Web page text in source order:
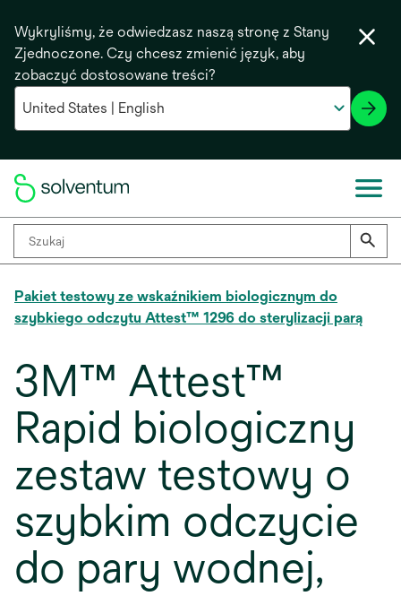
Wykryliśmy, że odwiedzasz naszą stronę z Stany
Zjednoczone. Czy chcesz zmienić język, aby
zobaczyć dostosowane treści?
Pakiet testowy ze wskaźnikiem biologicznym do
szybkiego odczytu Attest™ 1296 do sterylizacji parą
3M™ Attest™
Rapid biologiczny
zestaw testowy o
szybkim odczycie
do pary wodnej,